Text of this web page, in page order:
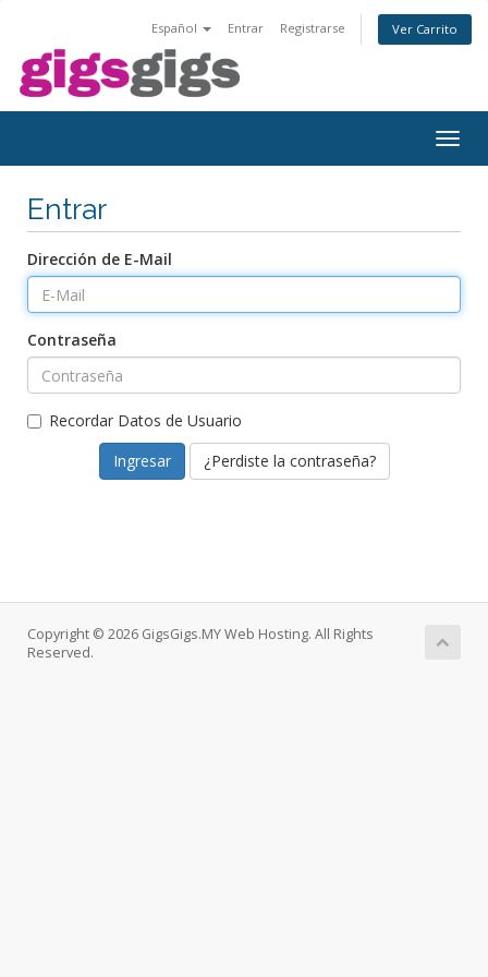
Español Entrar Registrarse Ver Carrito
Entrar
Dirección de E-Mail
Contraseña
Recordar Datos de Usuario
¿Perdiste la contraseña?
Copyright © 2026 GigsGigs.MY Web Hosting. All Rights
Reserved.